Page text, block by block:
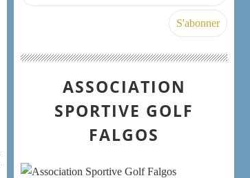
ASSOCIATION
SPORTIVE GOLF
FALGOS